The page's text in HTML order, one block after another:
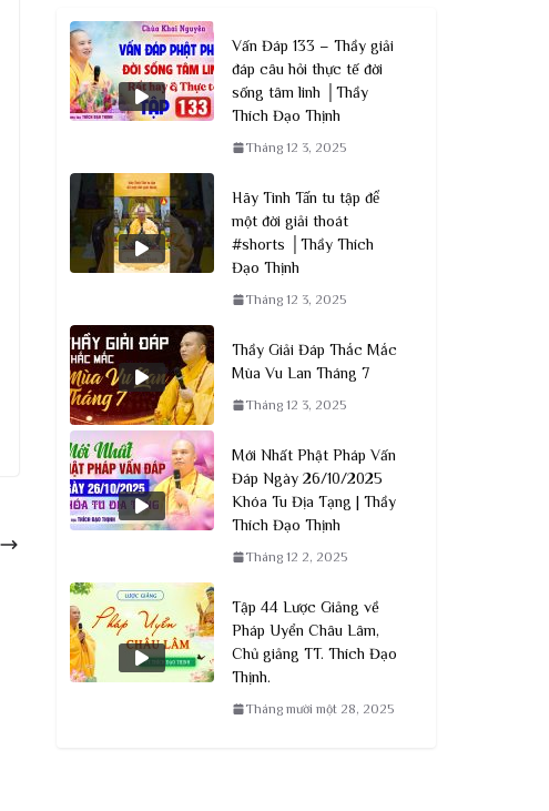
Vấn Đáp 133 – Thầy giải
đáp câu hỏi thực tế đời
sống tâm linh │Thầy
Thích Đạo Thịnh
Tháng 12 3, 2025
Hãy Tinh Tấn tu tập để
một đời giải thoát
#shorts │Thầy Thích
Đạo Thịnh
Tháng 12 3, 2025
Thầy Giải Đáp Thắc Mắc
Mùa Vu Lan Tháng 7
Tháng 12 3, 2025
Mới Nhất Phật Pháp Vấn
Đáp Ngày 26/10/2025
Khóa Tu Địa Tạng | Thầy
Thích Đạo Thịnh
Tháng 12 2, 2025
Tập 44 Lược Giảng về
Pháp Uyển Châu Lâm,
Chủ giảng TT. Thích Đạo
Thịnh.
Tháng mười một 28, 2025